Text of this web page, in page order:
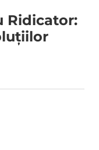
Ridicator: